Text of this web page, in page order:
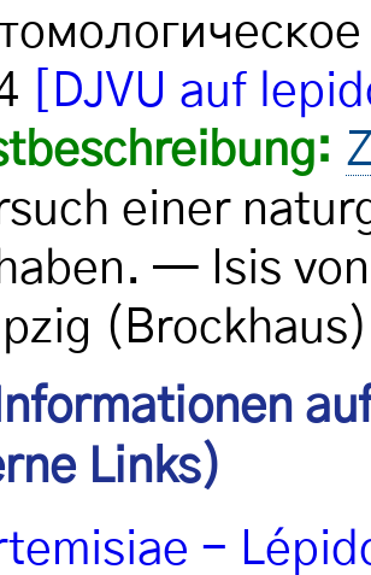
[DJVU auf
einer
— Isis
Links)
-